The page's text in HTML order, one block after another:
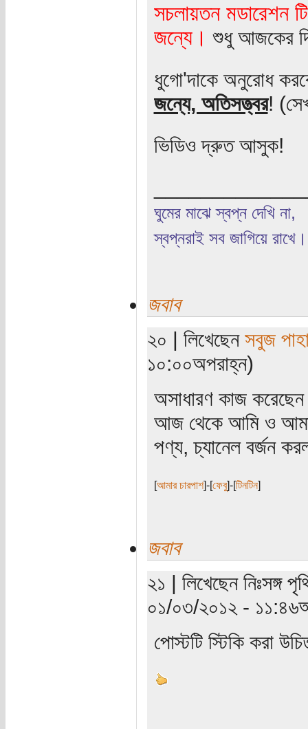
সচলায়তন মডারেশন
জন্যে। শুধু আজকের
ধুগো'দাকে অনুরোধ
জন্যে, অতিসত্ত্বর!
ভিডিও দ্রুত আসুক!
ঘুমের মাঝে স্বপ্ন দেখি না,
স্বপ্নরাই সব জাগিয়ে রাখে।
জবাব
২০ | লিখেছেন সবুজ
১০:০০অপরাহ্ন)
অসাধারণ কাজ
আজ থেকে আমি ও
পণ্য, চ্যানেল বর্জন
[আমার চারপাশ]-[ফেবু]-[টিনটিন]
জবাব
২১ | লিখেছেন নিঃসঙ্গ
০১/০৩/২০১২ -
পোস্টটি স্টিকি করা